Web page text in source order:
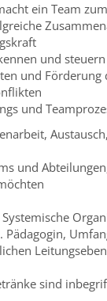
ein Team
und steuern
und Förderung
und
und
sind